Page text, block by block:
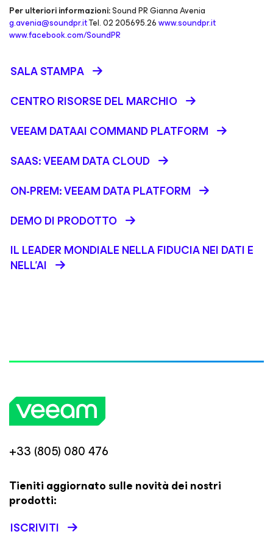
Per ulteriori informazioni:Sound PR Gianna Avenia
g.avenia@soundpr.itTel. 02 205695.26www.soundpr.it
www.facebook.com/SoundPR
SALA STAMPA
CENTRO RISORSE DEL MARCHIO
VEEAM DATAAI COMMAND PLATFORM
SAAS: VEEAM DATA CLOUD
ON-PREM: VEEAM DATA PLATFORM
DEMO DI PRODOTTO
IL LEADER MONDIALE NELLA FIDUCIA NEI DATI E
NELL’AI
+33 (805) 080 476
Tieniti aggiornato sulle novità dei nostri
prodotti:
ISCRIVITI